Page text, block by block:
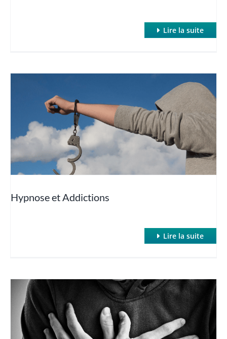
Transmettre l’autohypnose
Lire la suite
Hypnose et Addictions
Lire la suite